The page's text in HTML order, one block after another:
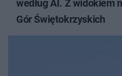
według AI. Z widokiem
Gór Świętokrzyskich